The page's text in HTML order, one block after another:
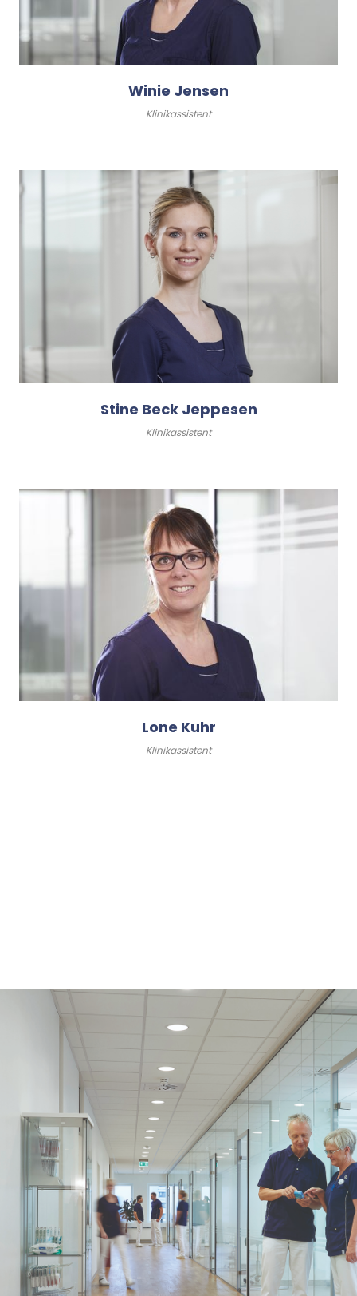
Winie Jensen
Klinikassistent
Stine Beck Jeppesen
Klinikassistent
Lone Kuhr
Klinikassistent